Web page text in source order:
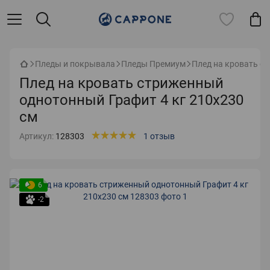
Пледы и покрывала Пледы Премиум Плед на кровать
Плед на кровать стриженный
однотонный Графит 4 кг 210х230
см
Артикул: 128303 1 отзыв
6
-2